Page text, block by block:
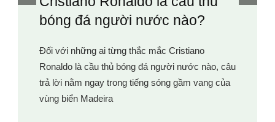
Số lần vô địch La Liga của
Ronaldo tính đến nay là bao
nhiêu?
Khi nhắc đến những huyền thoại vĩ đại nhất trong
lịch sử bóng đá thế giới, không thể bỏ qua cái tên